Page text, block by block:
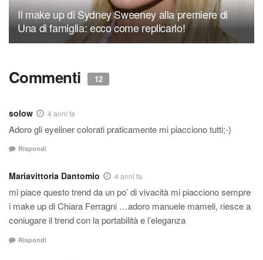
Il make up di Sydney Sweeney alla premiere di
Una di famiglia: ecco come replicarlo!
Commenti 12
solow 4 anni fa
Adoro gli eyeliner colorati praticamente mi piacciono tutti;-)
Rispondi
Mariavittoria Dantomio 4 anni fa
mi piace questo trend da un po’ di vivacità mi piacciono sempre
i make up di Chiara Ferragni …adoro manuele mameli, riesce a
coniugare il trend con la portabilità e l’eleganza
Rispondi